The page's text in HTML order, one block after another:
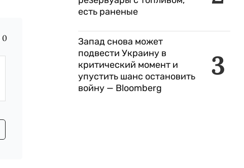
0
есть раненые
3
Запад снова может
подвести Украину в
критический момент и
упустить шанс остановить
войну — Bloomberg